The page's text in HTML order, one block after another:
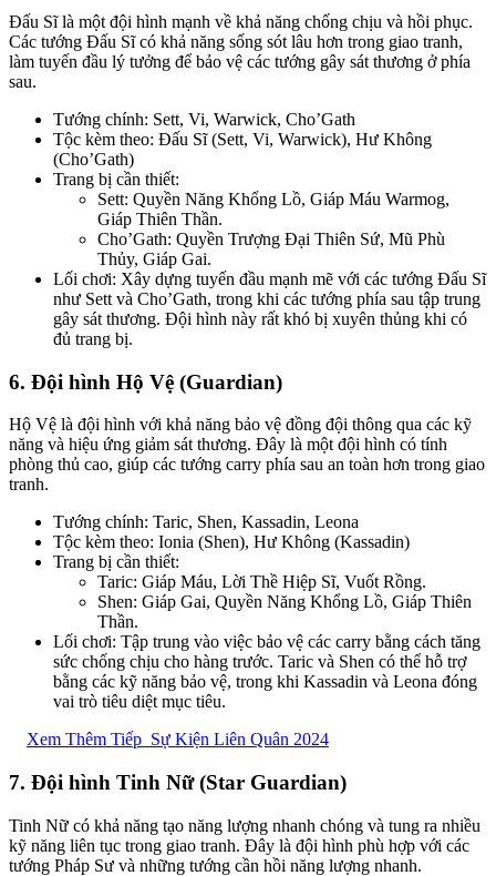
Đấu Sĩ là một đội hình mạnh về khả năng chống chịu và hồi phục.
Các tướng Đấu Sĩ có khả năng sống sót lâu hơn trong giao tranh,
làm tuyến đầu lý tưởng để bảo vệ các tướng gây sát thương ở phía
sau.
Tướng chính: Sett, Vi, Warwick, Cho’Gath
Tộc kèm theo: Đấu Sĩ (Sett, Vi, Warwick), Hư Không
(Cho’Gath)
Trang bị cần thiết:
Sett: Quyền Năng Khổng Lồ, Giáp Máu Warmog,
Giáp Thiên Thần.
Cho’Gath: Quyền Trượng Đại Thiên Sứ, Mũ Phù
Thủy, Giáp Gai.
Lối chơi: Xây dựng tuyến đầu mạnh mẽ với các tướng Đấu Sĩ
như Sett và Cho’Gath, trong khi các tướng phía sau tập trung
gây sát thương. Đội hình này rất khó bị xuyên thủng khi có
đủ trang bị.
6. Đội hình Hộ Vệ (Guardian)
Hộ Vệ là đội hình với khả năng bảo vệ đồng đội thông qua các kỹ
năng và hiệu ứng giảm sát thương. Đây là một đội hình có tính
phòng thủ cao, giúp các tướng carry phía sau an toàn hơn trong giao
tranh.
Tướng chính: Taric, Shen, Kassadin, Leona
Tộc kèm theo: Ionia (Shen), Hư Không (Kassadin)
Trang bị cần thiết:
Taric: Giáp Máu, Lời Thề Hiệp Sĩ, Vuốt Rồng.
Shen: Giáp Gai, Quyền Năng Khổng Lồ, Giáp Thiên
Thần.
Lối chơi: Tập trung vào việc bảo vệ các carry bằng cách tăng
sức chống chịu cho hàng trước. Taric và Shen có thể hỗ trợ
bằng các kỹ năng bảo vệ, trong khi Kassadin và Leona đóng
vai trò tiêu diệt mục tiêu.
Xem Thêm Tiếp Sự Kiện Liên Quân 2024
7. Đội hình Tinh Nữ (Star Guardian)
Tinh Nữ có khả năng tạo năng lượng nhanh chóng và tung ra nhiều
kỹ năng liên tục trong giao tranh. Đây là đội hình phù hợp với các
tướng Pháp Sư và những tướng cần hồi năng lượng nhanh.